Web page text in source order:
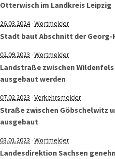
Otterwisch im Landkreis Leipzig
26.03.2024· Wortmelder
Stadt baut Abschnitt der
02.09.2023 · Wortmelder
Landstraße zwischen
ausgebaut werden
07.02.2023 · Verkehrsmelder
Straße zwischen Göbschelwitz
ausgebaut
03.01.2023 · Wortmelder
Landesdirektion Sachsen